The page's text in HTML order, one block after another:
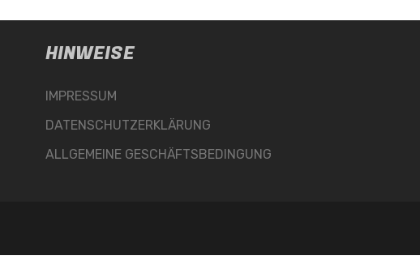
HINWEISE
IMPRESSUM
DATENSCHUTZERKLÄRUNG
ALLGEMEINE GESCHÄFTSBEDINGUNG